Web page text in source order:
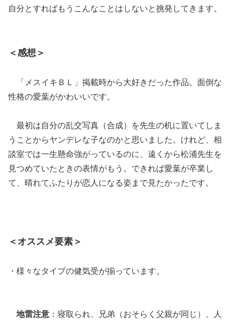
自分とすればもうこんなことはしないと挑発してきます。
＜感想＞
「メスイキＢＬ」掲載時から大好きだった作品。面倒な
性格の愛葉がかわいいです。
最初は自分の乱交写真（合成）を先生の机に置いてしま
うことからヤンデレな子なのかと思いました。けれど、相
談室では一生懸命強がっているのに、遠くから松浦先生を
見つめていたときの表情がもう。できれば愛葉が卒業し
て、晴れてふたりが恋人になる姿まで見たかったです。
＜オススメ要素＞
・様々なタイプの健気受が揃っています。
地雷注意 ：寝取られ、兄弟（おそらく父親が同じ）、人